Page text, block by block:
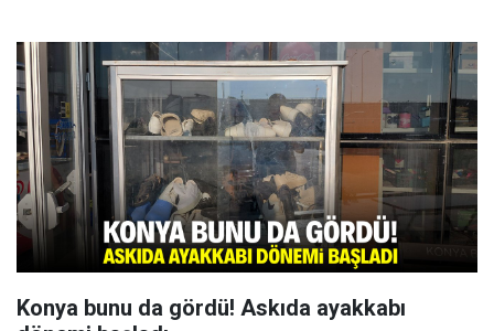
Konya bunu da gördü! Askıda ayakkabı